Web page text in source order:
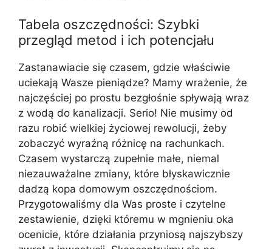
Tabela oszczędności: Szybki
przegląd metod i ich potencjału
Zastanawiacie się czasem, gdzie właściwie
uciekają Wasze pieniądze? Mamy wrażenie, że
najczęściej po prostu bezgłośnie spływają wraz
z wodą do kanalizacji. Serio! Nie musimy od
razu robić wielkiej życiowej rewolucji, żeby
zobaczyć wyraźną różnicę na rachunkach.
Czasem wystarczą zupełnie małe, niemal
niezauważalne zmiany, które błyskawicznie
dadzą kopa domowym oszczędnościom.
Przygotowaliśmy dla Was proste i czytelne
zestawienie, dzięki któremu w mgnieniu oka
ocenicie, które działania przyniosą najszybszy